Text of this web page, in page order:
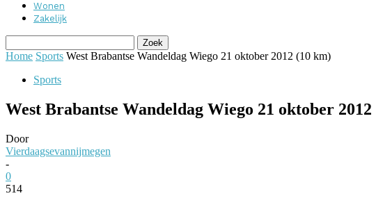
Wonen
Zakelijk
Home Sports West Brabantse Wandeldag Wiego 21 oktober 2012 (10 km)
Sports
West Brabantse Wandeldag Wiego 21 oktober
Door
Vierdaagsevannijmegen
-
0
514